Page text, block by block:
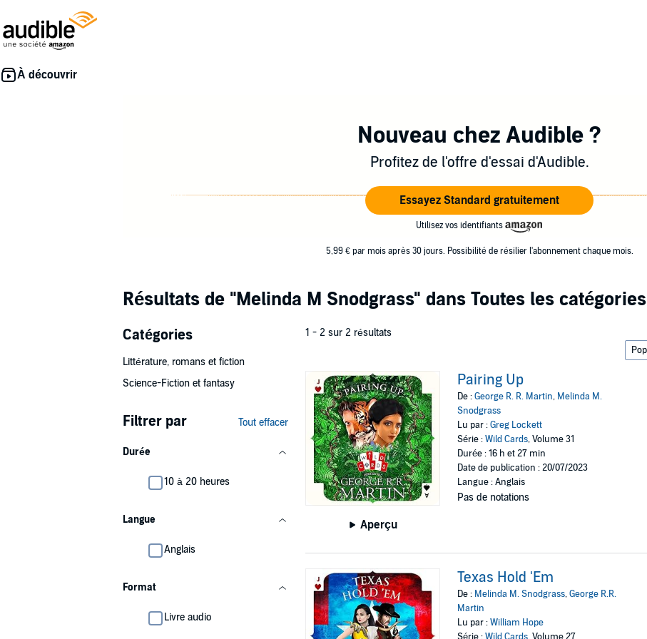
Nouveau chez Audible ?
Profitez de l'offre d'essai d'Audible.
Essayez Standard gratuitement
Utilisez vos identifiants
5,99 € par mois après 30 jours. Possibilité de résilier l'abonnement chaque mois.
Résultats de "Melinda M Snodgrass" dans Toutes les catégories
Catégories
Littérature, romans et fiction
Science-Fiction et fantasy
Filtrer par Tout effacer
Durée
10 à 20 heures
Langue
Anglais
Format
Livre audio
1 - 2 sur 2 résultats
Aperçu
Pairing Up
De :George R. R. Martin, Melinda M.
Snodgrass
Lu par :Greg Lockett
Série :Wild Cards, Volume 31
Durée : 16 h et 27 min
Date de publication : 20/07/2023
Langue : Anglais
Pas de notations
Texas Hold 'Em
De : Melinda M. Snodgrass,George R.R.
Martin
Lu par :William Hope